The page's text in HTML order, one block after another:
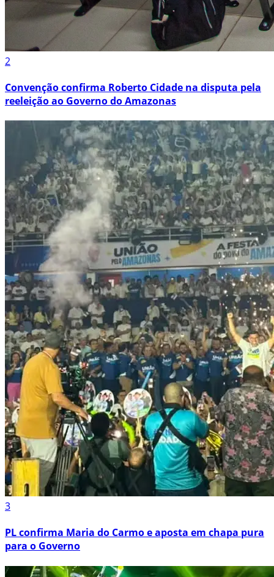
2
Convenção confirma Roberto Cidade na disputa pela
reeleição ao Governo do Amazonas
3
PL confirma Maria do Carmo e aposta em chapa pura
para o Governo